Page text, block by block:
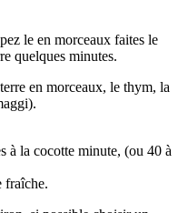
le en morceaux faites le
quelques minutes.
en morceaux, le thym, la
à la cocotte minute, (ou 40 à
fraîche.